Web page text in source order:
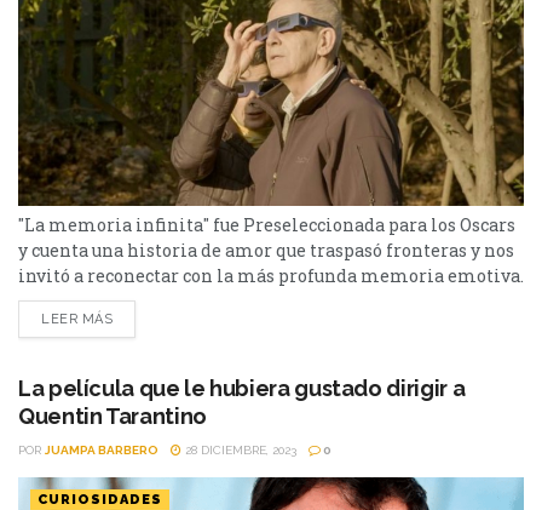
"La memoria infinita" fue Preseleccionada para los Oscars
y cuenta una historia de amor que traspasó fronteras y nos
invitó a reconectar con la más profunda memoria emotiva.
La nueva película de la realizadora Maite Alberdi (El
Agente Topo) es La Memoria infinita y se convirtió en uno
visto en...
LEER MÁS
La película que le hubiera gustado dirigir a
Quentin Tarantino
POR JUAMPA BARBERO 28 DICIEMBRE, 2023 0
CURIOSIDADES